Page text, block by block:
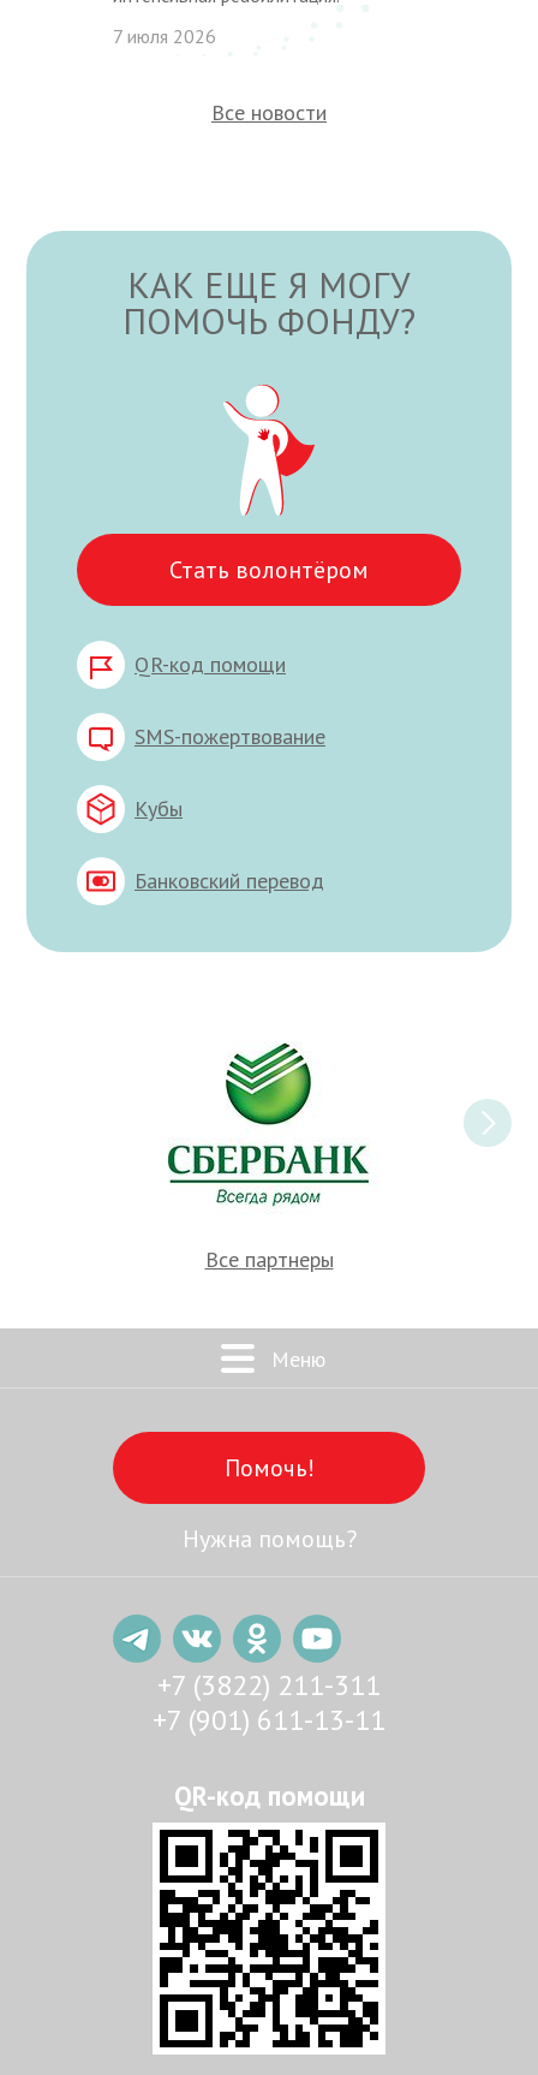
7 июля 2026
Все новости
КАК ЕЩЕ Я МОГУ
ПОМОЧЬ ФОНДУ?
Стать волонтёром
QR-код помощи
SMS-пожертвование
Кубы
Банковский перевод
Все партнеры
Меню
Помочь!
Нужна помощь?
+7 (3822) 211-311
+7 (901) 611-13-11